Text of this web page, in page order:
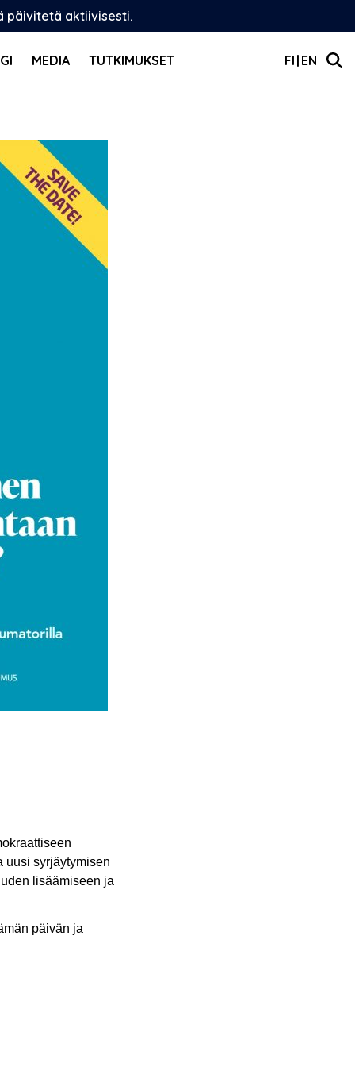
päivitetä aktiivisesti.
MEDIA TUTKIMUKSET FI EN
uusi syrjäytymisen
lisäämiseen ja
päivän ja